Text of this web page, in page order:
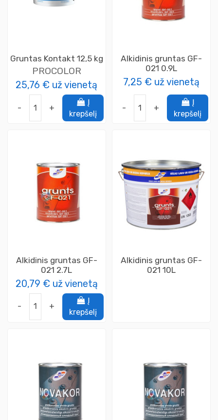
Gruntas Kontakt 12,5 kg
PROCOLOR
25,76 € už vienetą
- +
Į
krepšelį
Alkidinis gruntas GF-
021 0.9L
7,25 € už vienetą
- +
Į
krepšelį
Alkidinis gruntas GF-
021 2.7L
20,79 € už vienetą
- +
Į
krepšelį
Alkidinis gruntas GF-
021 10L